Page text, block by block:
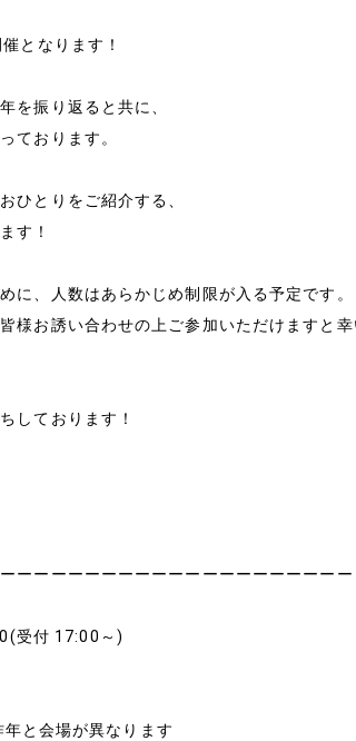
となります！
を振り返ると共に、
ております。
ひとりをご紹介する、
す！
に、人数はあらかじめ制限が入る予定です。
様お誘い合わせの上ご参加いただけますと
しております！
ーーーーーーーーーーーーーーーーーーーー
受付 17:00～)
と会場が異なります